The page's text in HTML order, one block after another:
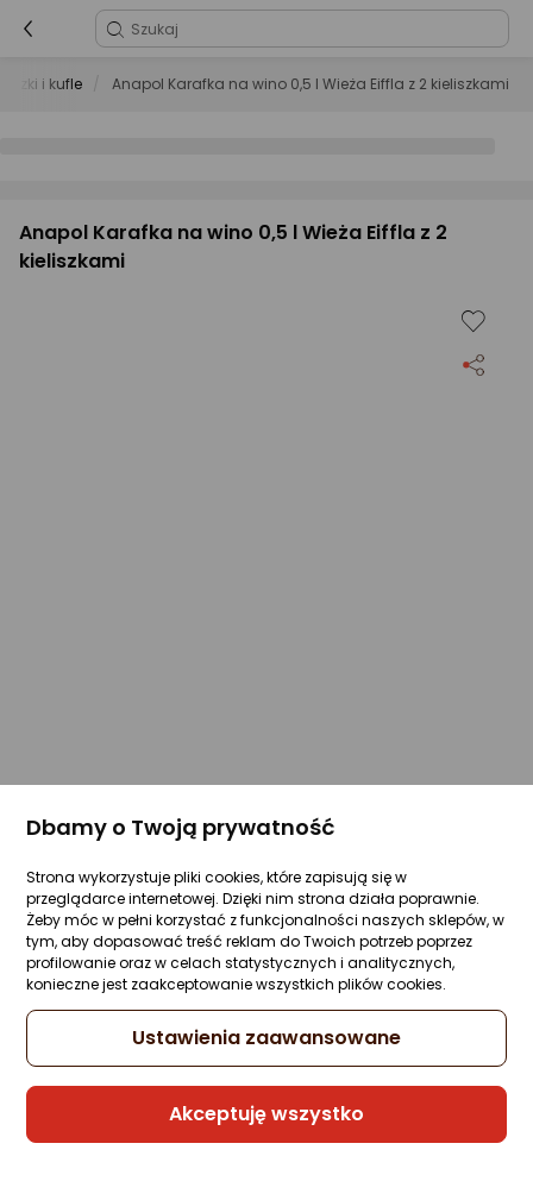
i kufle Anapol Karafka na wino 0,5 l Wieża Eiffla z 2 kieliszkami
Anapol Karafka na wino 0,5 l Wieża Eiffla z 2
kieliszkami
Dbamy o Twoją prywatność
Strona wykorzystuje pliki cookies, które zapisują się w
przeglądarce internetowej. Dzięki nim strona działa poprawnie.
Żeby móc w pełni korzystać z funkcjonalności naszych sklepów, w
tym, aby dopasować treść reklam do Twoich potrzeb poprzez
profilowanie oraz w celach statystycznych i analitycznych,
konieczne jest zaakceptowanie wszystkich plików cookies.
Ustawienia zaawansowane
Akceptuję wszystko